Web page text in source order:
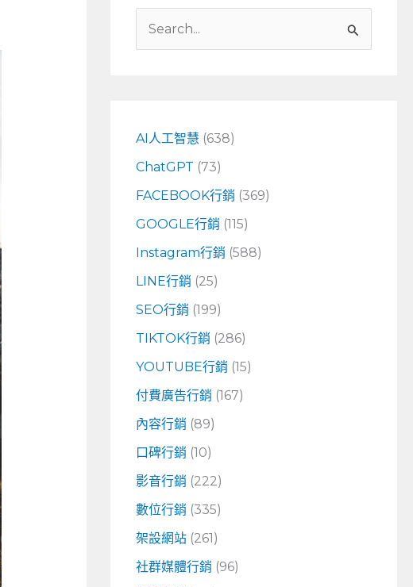
字
:
AI人工智慧 (638)
ChatGPT (73)
FACEBOOK行銷 (369)
GOOGLE行銷 (115)
Instagram行銷 (588)
LINE行銷 (25)
SEO行銷 (199)
TIKTOK行銷 (286)
YOUTUBE行銷 (15)
付費廣告行銷 (167)
內容行銷 (89)
口碑行銷 (10)
影音行銷 (222)
數位行銷 (335)
架設網站(261)
社群媒體行銷 (96)